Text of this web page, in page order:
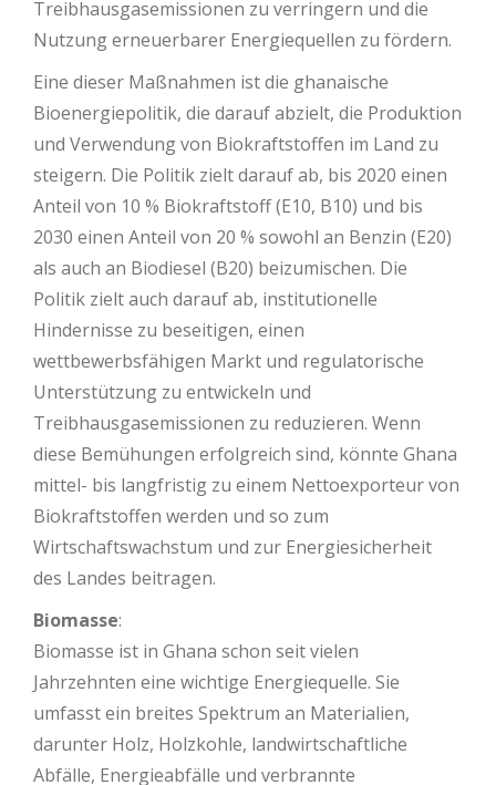
Treibhausgasemissionen zu verringern und die
Nutzung erneuerbarer Energiequellen zu fördern.
Eine dieser Maßnahmen ist die ghanaische
Bioenergiepolitik, die darauf abzielt, die Produktion
und Verwendung von Biokraftstoffen im Land zu
steigern. Die Politik zielt darauf ab, bis 2020 einen
Anteil von 10 % Biokraftstoff (E10, B10) und bis
2030 einen Anteil von 20 % sowohl an Benzin (E20)
als auch an Biodiesel (B20) beizumischen. Die
Politik zielt auch darauf ab, institutionelle
Hindernisse zu beseitigen, einen
wettbewerbsfähigen Markt und regulatorische
Unterstützung zu entwickeln und
Treibhausgasemissionen zu reduzieren. Wenn
diese Bemühungen erfolgreich sind, könnte Ghana
mittel- bis langfristig zu einem Nettoexporteur von
Biokraftstoffen werden und so zum
Wirtschaftswachstum und zur Energiesicherheit
des Landes beitragen.
Biomasse:
Biomasse ist in Ghana schon seit vielen
Jahrzehnten eine wichtige Energiequelle. Sie
umfasst ein breites Spektrum an Materialien,
darunter Holz, Holzkohle, landwirtschaftliche
Abfälle, Energieabfälle und verbrannte